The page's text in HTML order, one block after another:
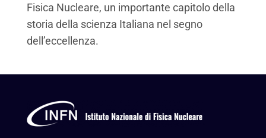
Fisica Nucleare, un importante capitolo della
storia della scienza Italiana nel segno
dell’eccellenza.